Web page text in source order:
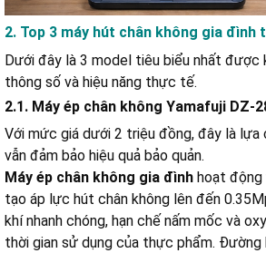
2. Top 3 máy hút chân không gia đình
Dưới đây là 3 model tiêu biểu nhất được
thông số và hiệu năng thực tế.
2.1. Máy ép chân không Yamafuji DZ-
Với mức giá dưới 2 triệu đồng, đây là lựa
vẫn đảm bảo hiệu quả bảo quản.
Máy ép chân không gia đình hoạt động
tạo áp lực hút chân không lên đến
khí nhanh chóng, hạn chế nấm mốc và
thời gian sử dụng của thực phẩm. Đường